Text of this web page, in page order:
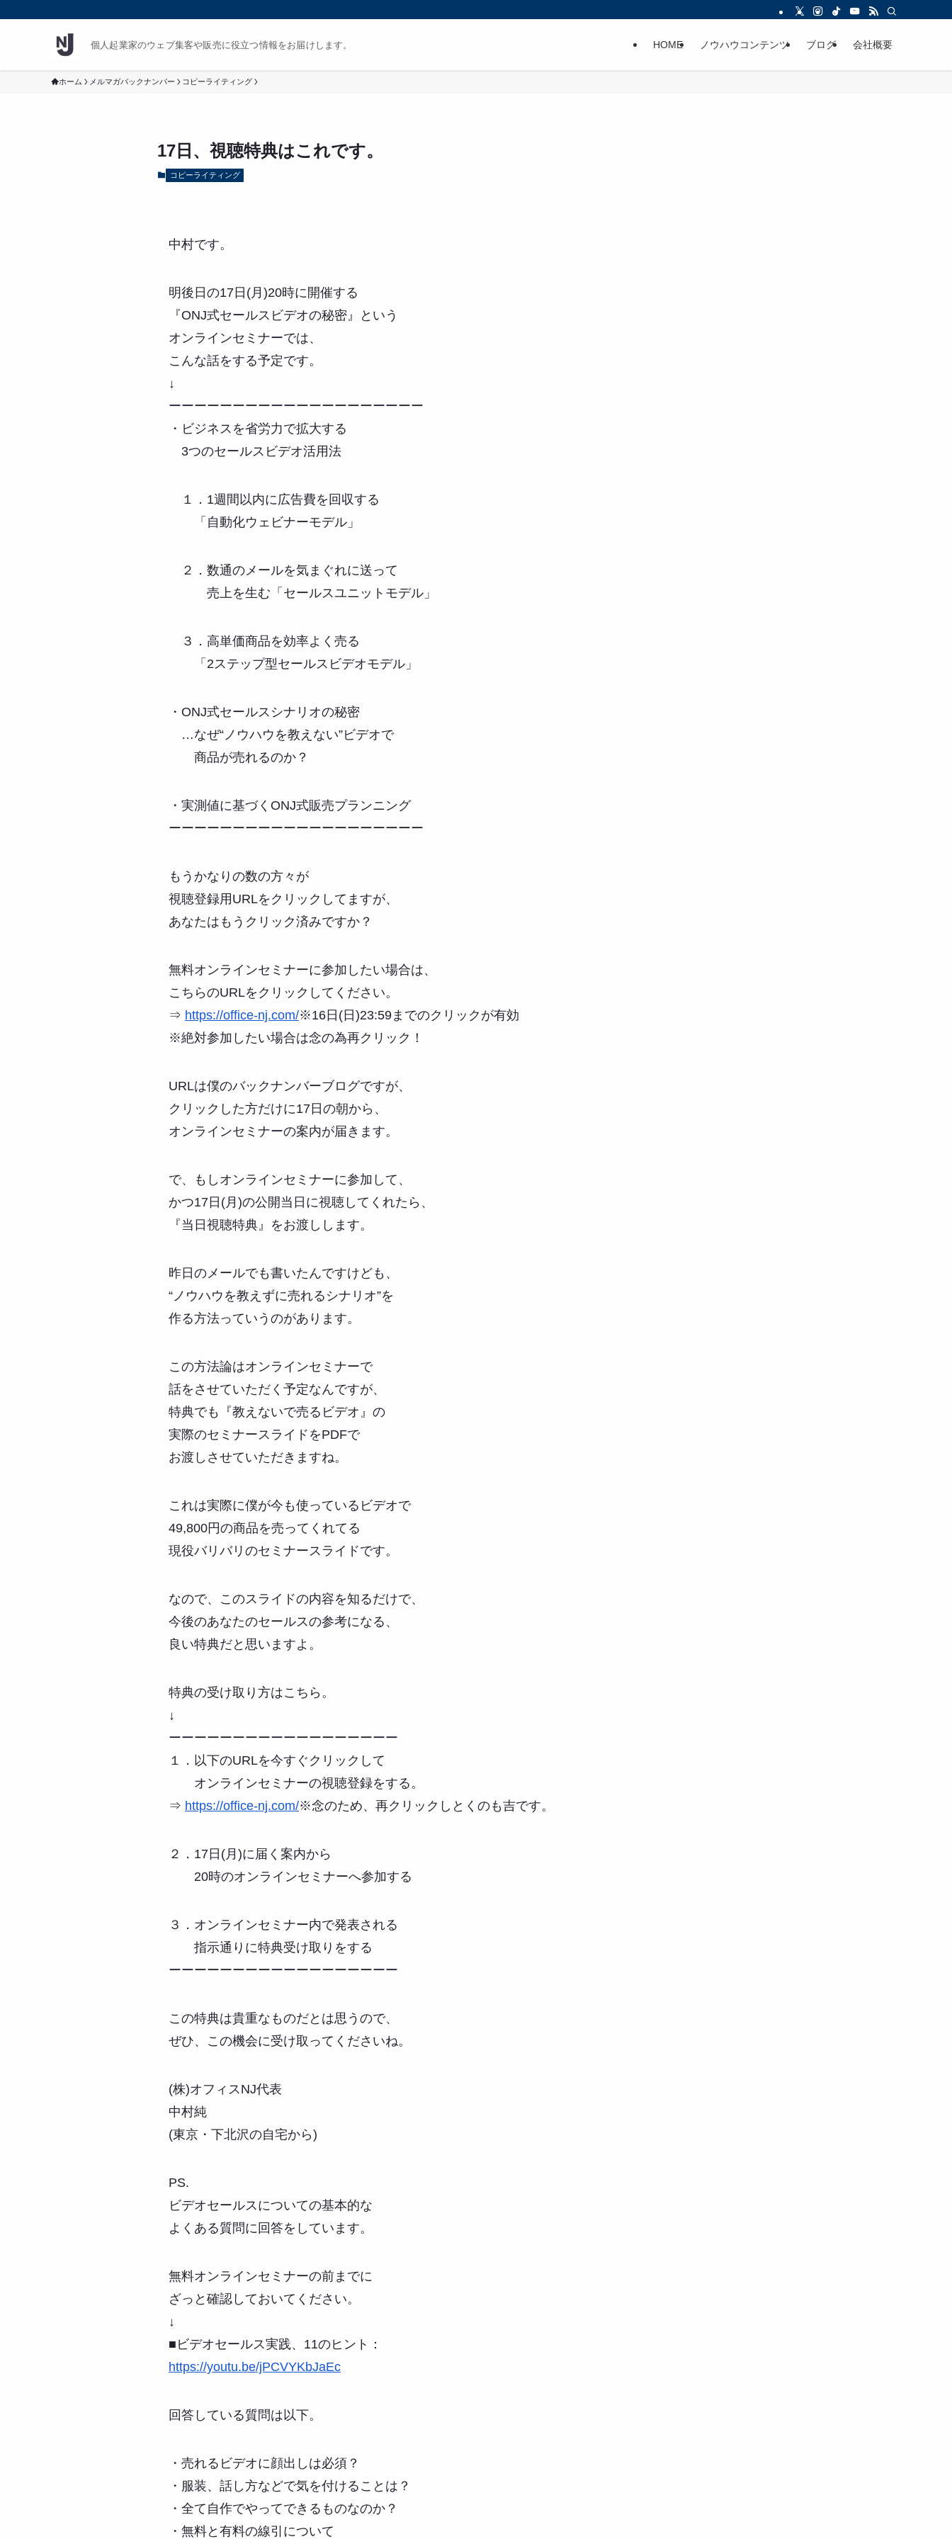
個人起業家のウェブ集客や販売に役立つ情報をお届けします。 HOME ノウハウコンテンツ ブログ 会社概要
ホーム メルマガバックナンバー コピーライティング
17日、視聴特典はこれです。
コピーライティング
中村です。
明後日の17日(月)20時に開催する
『ONJ式セールスビデオの秘密』という
オンラインセミナーでは、
こんな話をする予定です。
↓
ーーーーーーーーーーーーーーーーーーーー
・ビジネスを省労力で拡大する
3つのセールスビデオ活用法
１．1週間以内に広告費を回収する
「自動化ウェビナーモデル」
２．数通のメールを気まぐれに送って
売上を生む「セールスユニットモデル」
３．高単価商品を効率よく売る
「2ステップ型セールスビデオモデル」
・ONJ式セールスシナリオの秘密
…なぜ“ノウハウを教えない”ビデオで
商品が売れるのか？
・実測値に基づくONJ式販売プランニング
ーーーーーーーーーーーーーーーーーーーー
もうかなりの数の方々が
視聴登録用URLをクリックしてますが、
あなたはもうクリック済みですか？
無料オンラインセミナーに参加したい場合は、
こちらのURLをクリックしてください。
⇒ https://office-nj.com/※16日(日)23:59までのクリックが有効
※絶対参加したい場合は念の為再クリック！
URLは僕のバックナンバーブログですが、
クリックした方だけに17日の朝から、
オンラインセミナーの案内が届きます。
で、もしオンラインセミナーに参加して、
かつ17日(月)の公開当日に視聴してくれたら、
『当日視聴特典』をお渡しします。
昨日のメールでも書いたんですけども、
“ノウハウを教えずに売れるシナリオ”を
作る方法っていうのがあります。
この方法論はオンラインセミナーで
話をさせていただく予定なんですが、
特典でも『教えないで売るビデオ』の
実際のセミナースライドをPDFで
お渡しさせていただきますね。
これは実際に僕が今も使っているビデオで
49,800円の商品を売ってくれてる
現役バリバリのセミナースライドです。
なので、このスライドの内容を知るだけで、
今後のあなたのセールスの参考になる、
良い特典だと思いますよ。
特典の受け取り方はこちら。
↓
ーーーーーーーーーーーーーーーーーー
１．以下のURLを今すぐクリックして
オンラインセミナーの視聴登録をする。
⇒ https://office-nj.com/※念のため、再クリックしとくのも吉です。
２．17日(月)に届く案内から
20時のオンラインセミナーへ参加する
３．オンラインセミナー内で発表される
指示通りに特典受け取りをする
ーーーーーーーーーーーーーーーーーー
この特典は貴重なものだとは思うので、
ぜひ、この機会に受け取ってくださいね。
(株)オフィスNJ代表
中村純
(東京・下北沢の自宅から)
PS.
ビデオセールスについての基本的な
よくある質問に回答をしています。
無料オンラインセミナーの前までに
ざっと確認しておいてください。
↓
■ビデオセールス実践、11のヒント：
https://youtu.be/jPCVYKbJaEc
回答している質問は以下。
・売れるビデオに顔出しは必須？
・服装、話し方などで気を付けることは？
・全て自作でやってできるものなのか？
・無料と有料の線引について